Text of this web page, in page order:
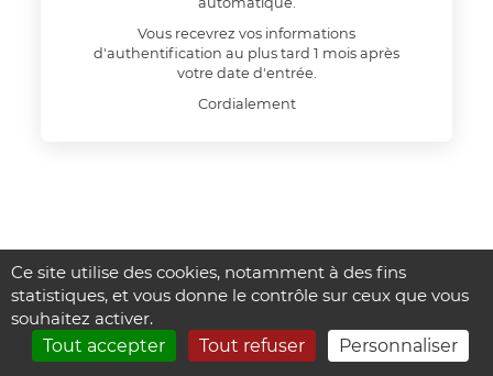
Vous recevrez vos informations
d'authentification au plus tard 1 mois après
votre date d'entrée.
Cordialement
Ce site utilise des cookies, notamment à des fins
statistiques, et vous donne le contrôle sur ceux que vous
souhaitez activer.
Tout accepter
Tout refuser Personnaliser